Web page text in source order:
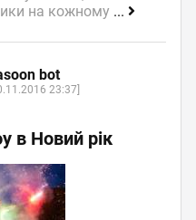
на кожному ...
bot
23:37]
в Новий рік